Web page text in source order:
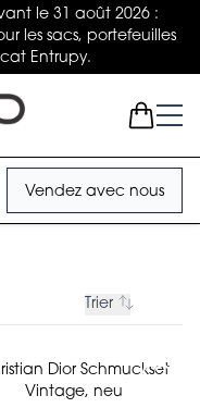
le 31 août 2026 :
les sacs, portefeuilles
Entrupy.
Vendez avec nous
Trier
Dior Schmuckset
Vintage, neu